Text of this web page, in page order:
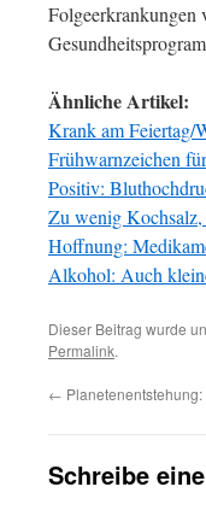
Folgeerkrankungen
Ähnliche Artikel:
Krank am Feiertag/
Frühwarnzeichen
Positiv:
Zu wenig
Hoffnung:
Alkohol: Auch
Dieser Beitrag wurde
Permalink.
←
Schreibe